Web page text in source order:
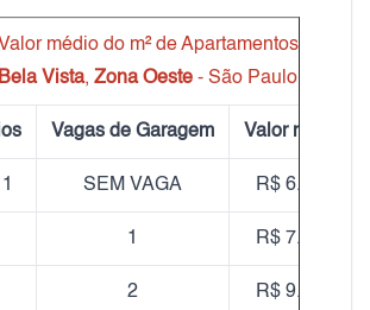
Valor médio do m² de Apartamentos
Bela Vista, Zona Oeste - São Paulo
Vagas de Garagem Valor médio m²
SEM VAGA R$ 6.750,00
1 R$ 7.627,12
2 R$ 9.366,00